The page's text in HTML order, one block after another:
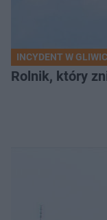
INCYDENT W
Rolnik, który